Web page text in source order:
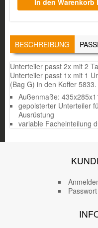
TABS
BESCHREIBUNG
Unterteiler passt 2x mit 2
Unterteiler passt 1x mit 1
(Bag G) in den Koffer 5833.
Außenmaße:
gepolsterter Unterteiler
Ausrüstung
variable Facheinteilung